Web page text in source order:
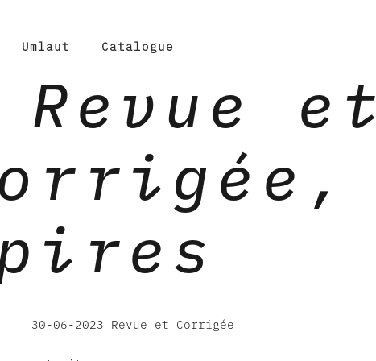
Umlaut Catalogue
Revue et
30-06-2023 Revue et Corrigée